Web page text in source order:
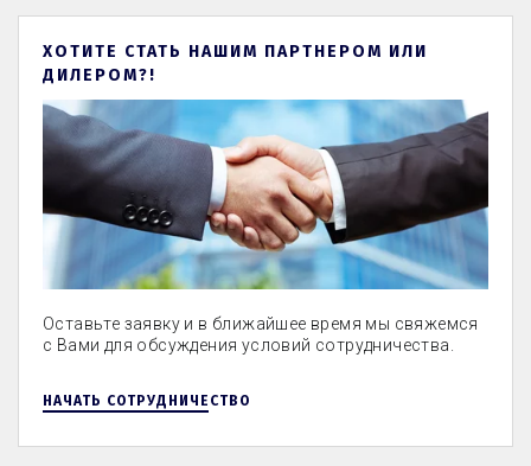
ХОТИТЕ СТАТЬ НАШИМ ПАРТНЕРОМ ИЛИ
ДИЛЕРОМ?!
Оставьте заявку и в ближайшее время мы свяжемся
с Вами для обсуждения условий сотрудничества.
НАЧАТЬ СОТРУДНИЧЕСТВО